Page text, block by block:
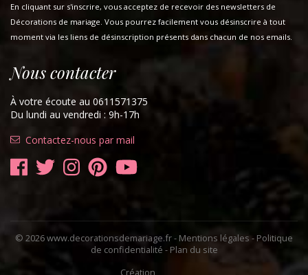
En cliquant sur s'inscrire, vous acceptez de recevoir des newsletters de
Décorations de mariage. Vous pourrez facilement vous désinscrire à tout
moment via les liens de désinscription présents dans chacun de nos emails.
Nous contacter
À votre écoute au 0611571375
Du lundi au vendredi : 9h-17h
Contactez-nous par mail
© 2026 www.decorationsdemariage.fr - Mentions légales-Politique
de confidentialité - Plan du site
Création